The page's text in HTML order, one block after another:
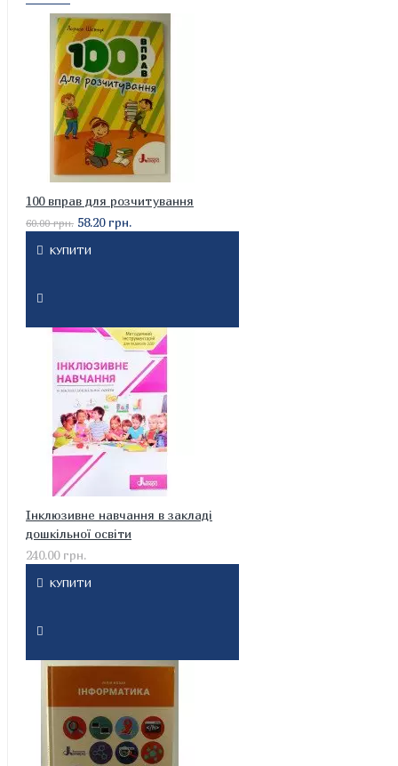
100 вправ для розчитування
60.00 грн. 58.20 грн.
КУПИТИ
Інклюзивне навчання в закладі
дошкільної освіти
240.00 грн.
КУПИТИ